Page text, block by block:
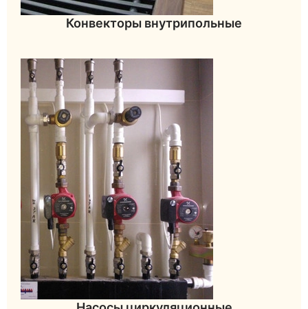
Конвекторы внутрипольные